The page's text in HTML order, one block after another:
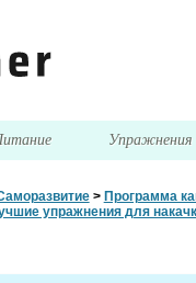
Упражнения
> Программа
упражнения для